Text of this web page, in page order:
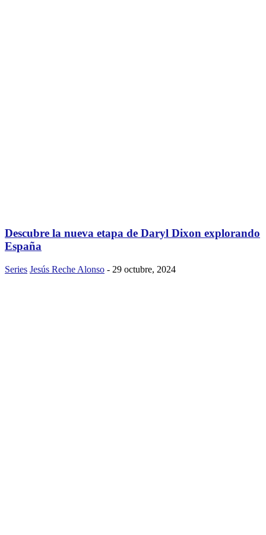
Descubre la nueva etapa de Daryl Dixon explorando
España
Series Jesús Reche Alonso - 29 octubre, 2024